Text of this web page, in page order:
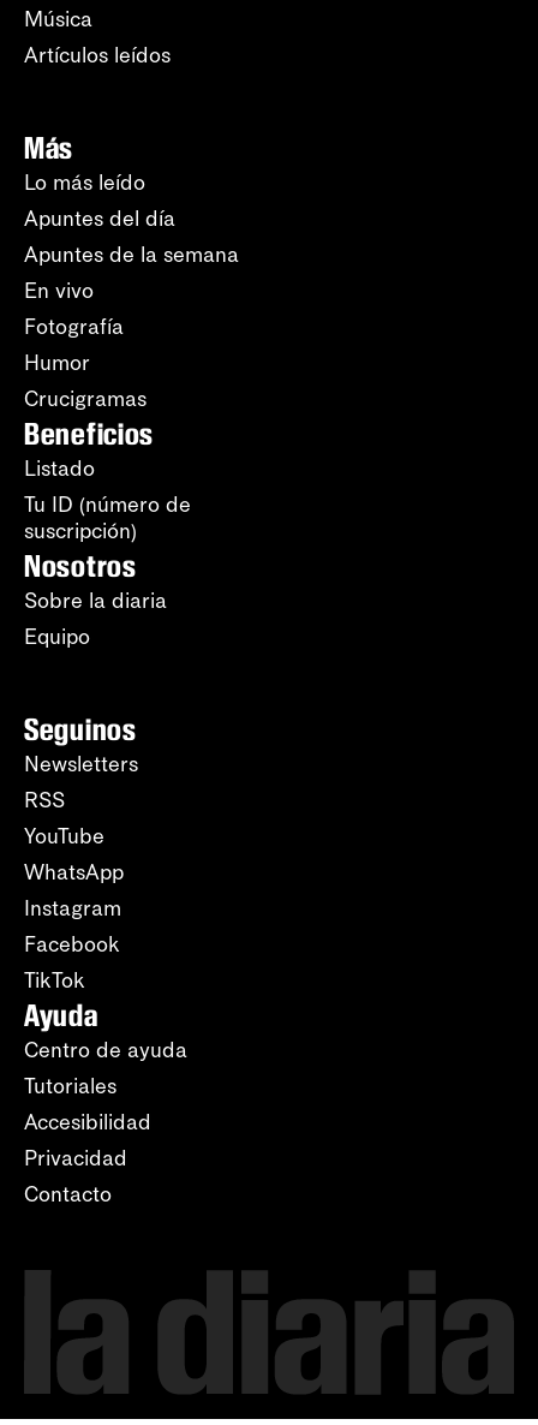
Música
Artículos leídos
Más
Lo más leído
Apuntes del día
Apuntes de la semana
En vivo
Fotografía
Humor
Crucigramas
Beneficios
Listado
Tu ID (número de
suscripción)
Nosotros
Sobre la diaria
Equipo
Seguinos
Newsletters
RSS
YouTube
WhatsApp
Instagram
Facebook
TikTok
Ayuda
Centro de ayuda
Tutoriales
Accesibilidad
Privacidad
Contacto